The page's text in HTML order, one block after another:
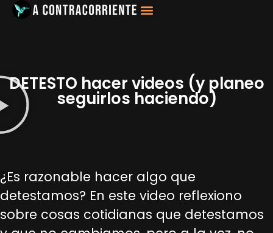
DETESTO hacer videos (y planeo
seguirlos haciendo)
¿Es razonable hacer algo que
detestamos? En este video reflexiono
sobre cosas cotidianas que detestamos